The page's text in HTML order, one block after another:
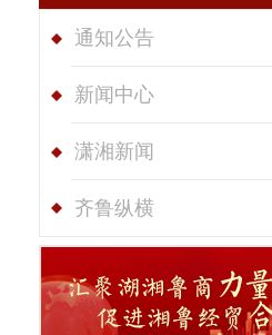
通知公告
新闻中心
潇湘新闻
齐鲁纵横